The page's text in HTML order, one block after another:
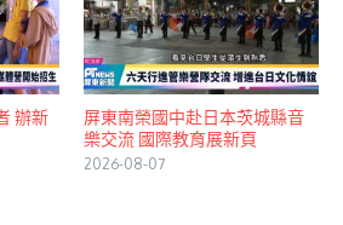
辦新
屏東南榮國中赴日本茨城縣音
樂交流 國際教育展新頁
2026-08-07